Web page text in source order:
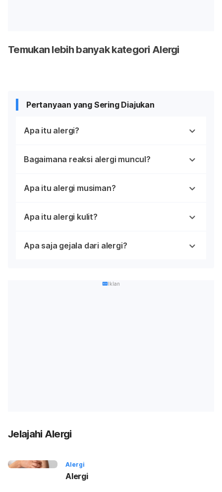
Temukan lebih banyak kategori Alergi
Pertanyaan yang Sering Diajukan
Apa itu alergi?
Bagaimana reaksi alergi muncul?
Apa itu alergi musiman?
Apa itu alergi kulit?
Apa saja gejala dari alergi?
Iklan
Jelajahi Alergi
Alergi
Alergi